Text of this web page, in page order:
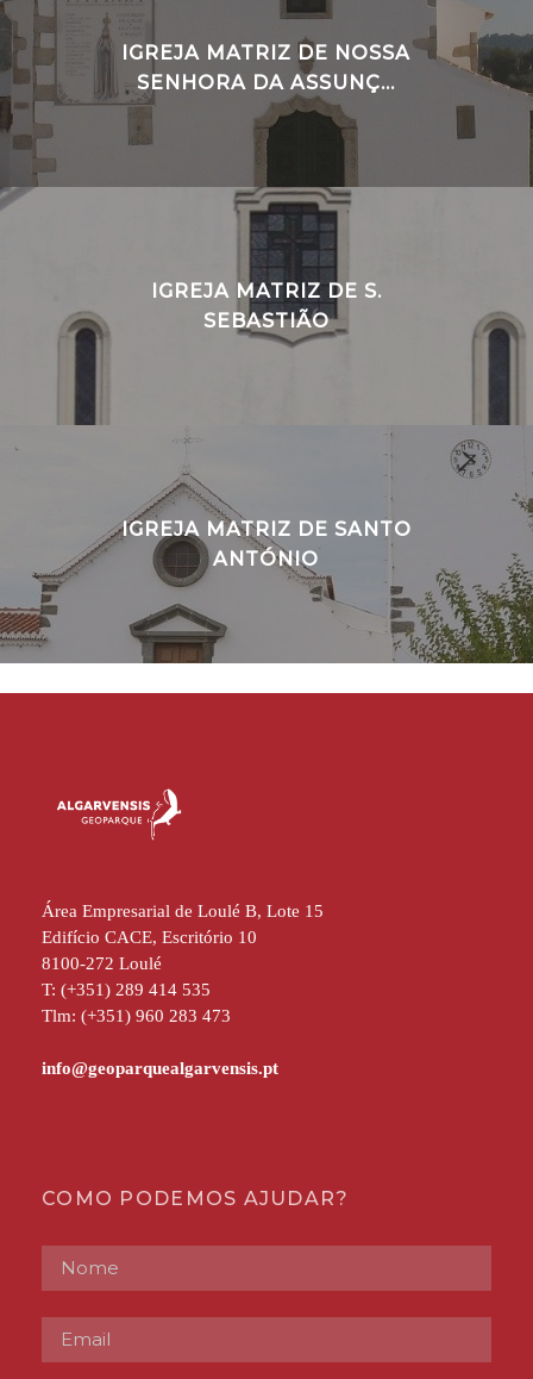
IGREJA MATRIZ DE NOSSA
SENHORA DA ASSUNÇ...
IGREJA MATRIZ DE S.
SEBASTIÃO
IGREJA MATRIZ DE SANTO
ANTÓNIO
Área Empresarial de Loulé B, Lote 15
Edifício CACE, Escritório 10
8100-272 Loulé
T: (+351) 289 414 535
Tlm: (+351) 960 283 473
COMO PODEMOS AJUDAR?